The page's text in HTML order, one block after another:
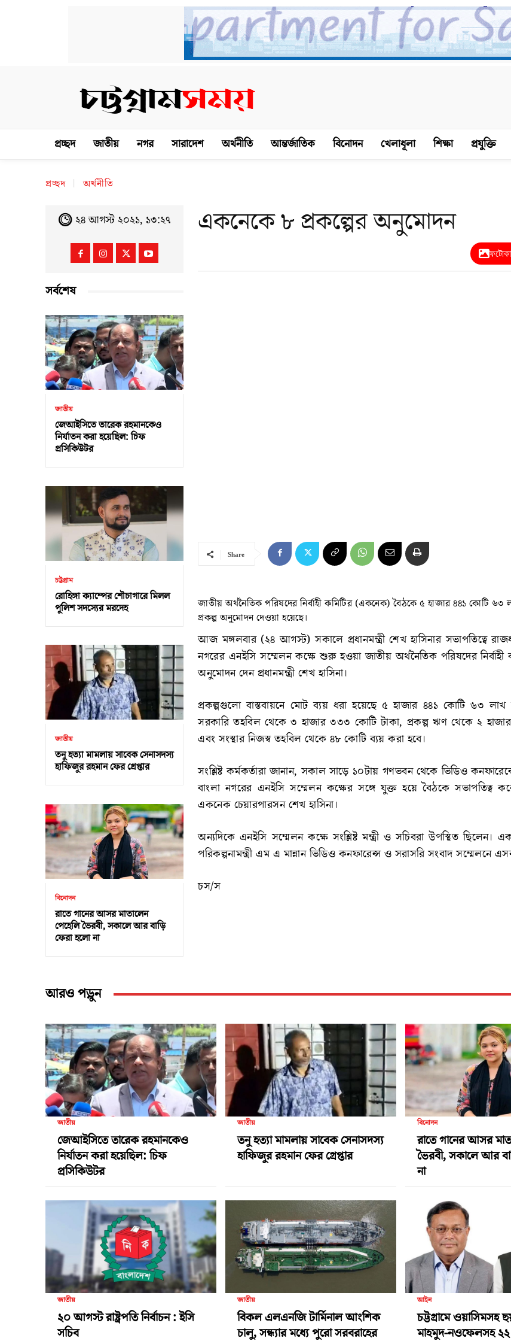
প্রচ্ছদ জাতীয় নগর সারাদেশ অর্থনীতি আন্তর্জাতিক বিনোদন খেলাধূলা শিক্ষা প্রযুক্তি
প্রচ্ছদ অর্থনীতি
২৪ আগস্ট ২০২১, ১৩:২৭
সর্বশেষ
জাতীয়
জেআইসিতে তারেক রহমানকেও
নির্যাতন করা হয়েছিল: চিফ
প্রসিকিউটর
চট্টগ্রাম
রোহিঙ্গা ক্যাম্পের শৌচাগারে মিলল
পুলিশ সদস্যের মরদেহ
জাতীয়
তনু হত্যা মামলায় সাবেক সেনাসদস্য
হাফিজুর রহমান ফের গ্রেপ্তার
বিনোদন
রাতে গানের আসর মাতালেন
পেহেলি ভৈরবী, সকালে আর বাড়ি
ফেরা হলো না
একনেকে ৮ প্রকল্পের অনুমোদন
Share
জাতীয় অর্থনৈতিক পরিষদের নির্বাহী কমিটির (একনেক) বৈঠকে ৫ হাজার ৪৪১ কোটি ৬৩
প্রকল্প অনুমোদন দেওয়া হয়েছে।
আজ মঙ্গলবার (২৪ আগস্ট) সকালে প্রধানমন্ত্রী শেখ হাসিনার সভাপতিত্বে
নগরের এনইসি সম্মেলন কক্ষে শুরু হওয়া জাতীয় অর্থনৈতিক পরিষদের
অনুমোদন দেন প্রধানমন্ত্রী শেখ হাসিনা।
প্রকল্পগুলো বাস্তবায়নে মোট ব্যয় ধরা হয়েছে ৫ হাজার ৪৪১ কোটি ৬৩ লাখ
সরকারি তহবিল থেকে ৩ হাজার ৩৩৩ কোটি টাকা, প্রকল্প ঋণ থেকে ২
এবং সংস্থার নিজস্ব তহবিল থেকে ৪৮ কোটি ব্যয় করা হবে।
সংশ্লিষ্ট কর্মকর্তারা জানান, সকাল সাড়ে ১০টায় গণভবন থেকে ভিডিও
বাংলা নগরের এনইসি সম্মেলন কক্ষের সঙ্গে যুক্ত হয়ে বৈঠকে সভাপতিত্ব
একনেক চেয়ারপারসন শেখ হাসিনা।
অন্যদিকে এনইসি সম্মেলন কক্ষে সংশ্লিষ্ট মন্ত্রী ও সচিবরা উপস্থিত ছিলেন।
পরিকল্পনামন্ত্রী এম এ মান্নান ভিডিও কনফারেন্স ও সরাসরি সংবাদ সম্মেলনে
চস/স
আরও পড়ুন
জাতীয়
জেআইসিতে তারেক রহমানকেও
নির্যাতন করা হয়েছিল: চিফ
প্রসিকিউটর
জাতীয়
তনু হত্যা মামলায় সাবেক সেনাসদস্য
হাফিজুর রহমান ফের গ্রেপ্তার
বিনোদন
রাতে গানের আসর
ভৈরবী, সকালে আর
না
জাতীয়
২০ আগস্ট রাষ্ট্রপতি নির্বাচন : ইসি
সচিব
জাতীয়
বিকল এলএনজি টার্মিনাল আংশিক
চালু, সন্ধ্যার মধ্যে পুরো সরবরাহের
আইন
চট্টগ্রামে ওয়াসিমসহ
মাহমুদ-নওফেলসহ ২২